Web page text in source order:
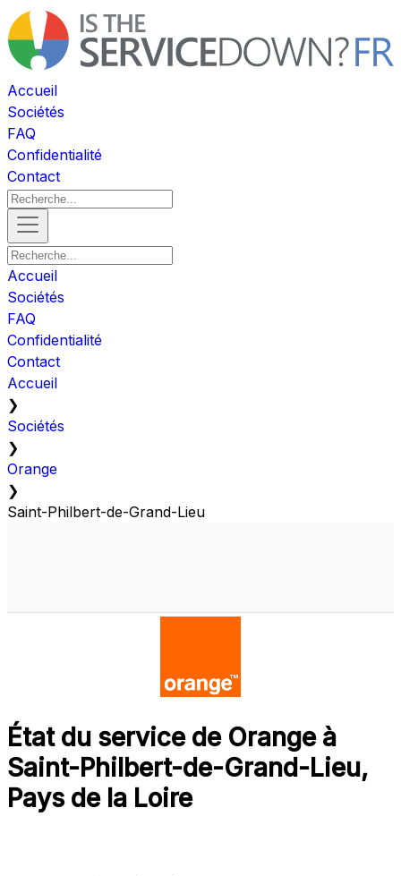
Accueil
Sociétés
FAQ
Confidentialité
Contact
Accueil
Sociétés
FAQ
Confidentialité
Contact
Accueil
❯
Sociétés
❯
Orange
❯
Saint-Philbert-de-Grand-Lieu
État du service de Orange à
Saint-Philbert-de-Grand-Lieu,
Pays de la Loire